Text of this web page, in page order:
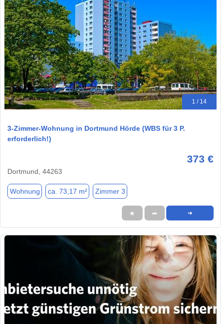
1 / 14
3-Zimmer-Wohnung in Dortmund Hörde (WBS für 3 P.
erforderlich!)
373 €
Dortmund, 44263
Wohnung ca. 73,17 m² Zimmer 3
★ ➦ ➜